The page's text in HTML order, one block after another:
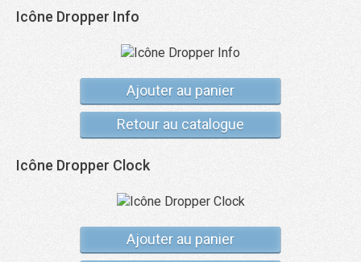
Icône Dropper Info
Ajouter au panier
Retour au catalogue
Icône Dropper Clock
Ajouter au panier